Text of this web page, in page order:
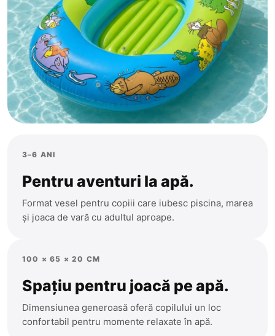
3–6 ANI
Pentru aventuri la apă.
Format vesel pentru copiii care iubesc piscina, marea
și joaca de vară cu adultul aproape.
100 × 65 × 20 CM
Spațiu pentru joacă pe apă.
Dimensiunea generoasă oferă copilului un loc
confortabil pentru momente relaxate în apă.
Toate
Precomanda
Anenii Noi
Balti
Basarabeasca
Calarasi
Cantemir